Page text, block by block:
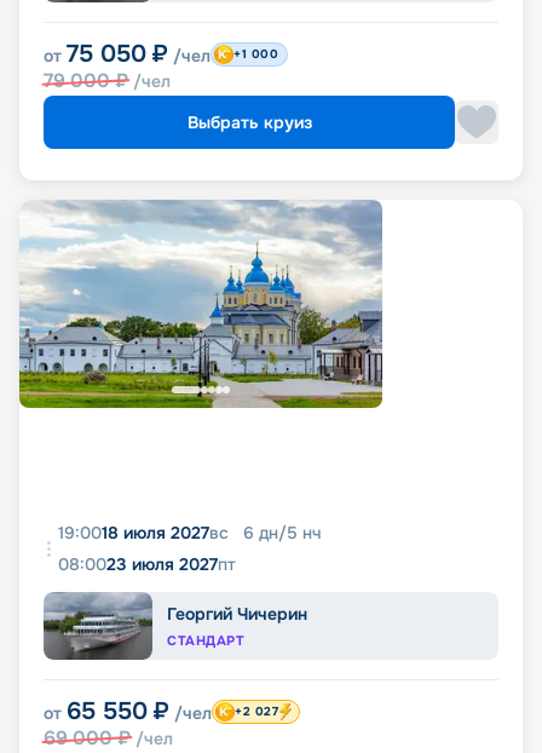
от 75 050 ₽ /чел
79 000₽ /чел
+1 000
Выбрать круиз
19:0018 июля 2027вс 6 дн/5 нч
08:0023 июля 2027пт
Георгий Чичерин
СТАНДАРТ
от 65 550 ₽ /чел
69 000₽ /чел
+2 027